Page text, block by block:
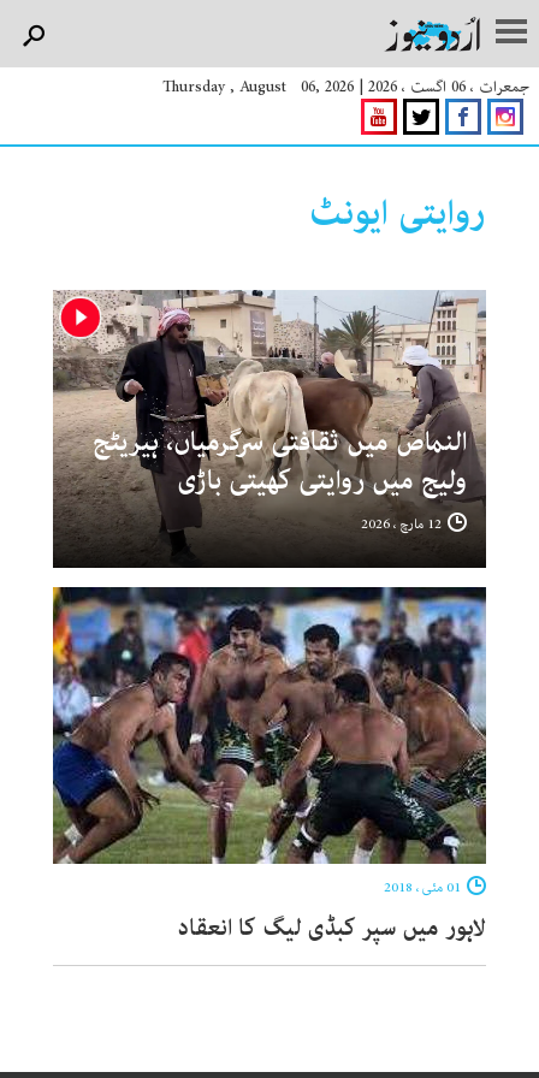
جمعرات ، 06 اگست ، 2026 |
Thursday , August 06, 2026
روایتی ایونٹ
النماص میں ثقافتی سرگرمیاں، ہیریٹج
ولیج میں روایتی کھیتی باڑی
لاہور میں سپر کبڈی لیگ کا انعقاد